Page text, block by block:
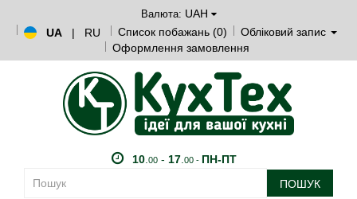
Валюта: UAH
UA
| RU Список побажань (0)
Обліковий запис
Оформлення замовлення
10. 00- 17. 00 - ПН-ПТ
ПОШУК